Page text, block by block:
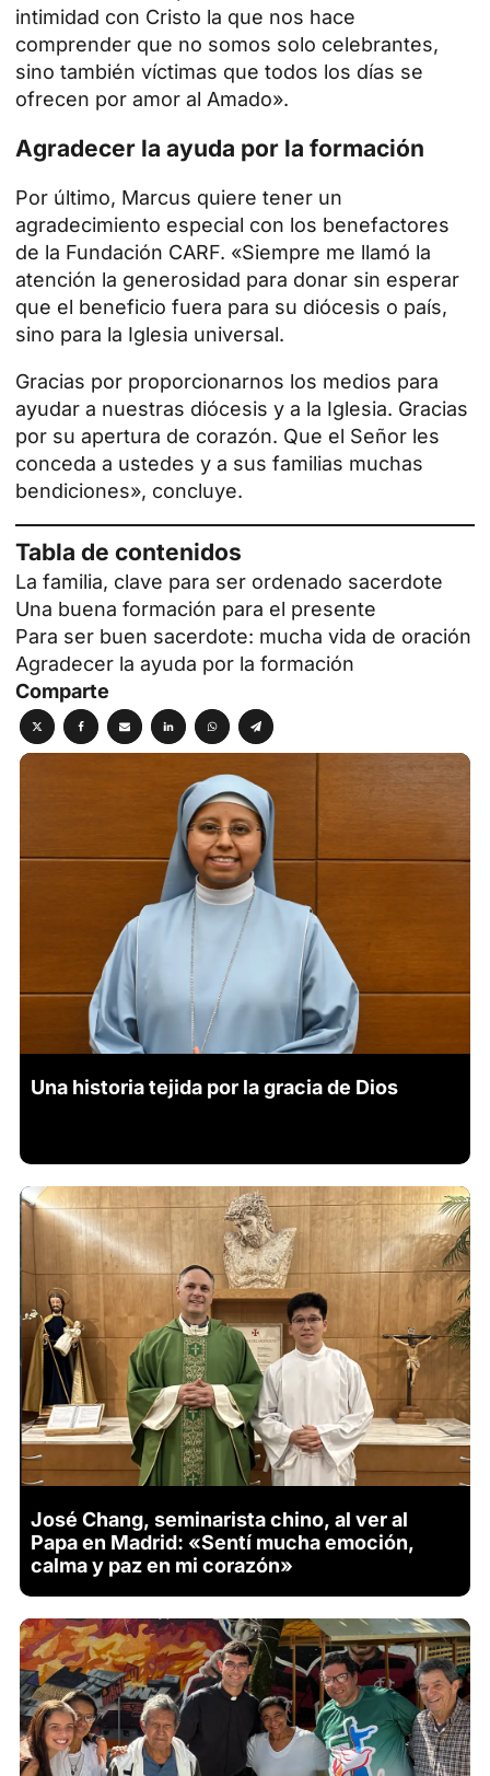
intimidad con Cristo la que nos hace
comprender que no somos solo celebrantes,
sino también víctimas que todos los días se
ofrecen por amor al Amado».
Agradecer la ayuda por la formación
Por último, Marcus quiere tener un
agradecimiento especial con los benefactores
de la Fundación CARF. «Siempre me llamó la
atención la generosidad para donar sin esperar
que el beneficio fuera para su diócesis o país,
sino para la Iglesia universal.
Gracias por proporcionarnos los medios para
ayudar a nuestras diócesis y a la Iglesia. Gracias
por su apertura de corazón. Que el Señor les
conceda a ustedes y a sus familias muchas
bendiciones», concluye.
Tabla de contenidos
La familia, clave para ser ordenado sacerdote
Una buena formación para el presente
Para ser buen sacerdote: mucha vida de oración
Agradecer la ayuda por la formación
Comparte
Una historia tejida por la gracia de Dios
José Chang, seminarista chino, al ver al
Papa en Madrid: «Sentí mucha emoción,
calma y paz en mi corazón»